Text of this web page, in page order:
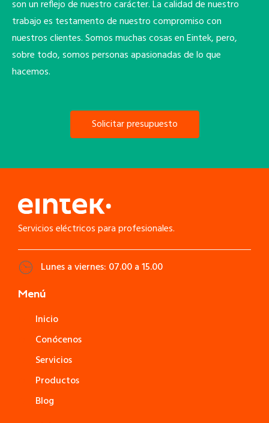
son un reflejo de nuestro carácter. La calidad de nuestro
trabajo es testamento de nuestro compromiso con
nuestros clientes. Somos muchas cosas en Eintek, pero,
sobre todo, somos personas apasionadas de lo que
hacemos.
Solicitar presupuesto
Servicios eléctricos para profesionales.
Lunes a viernes: 07.00 a 15.00
Menú
Inicio
Conócenos
Servicios
Productos
Blog